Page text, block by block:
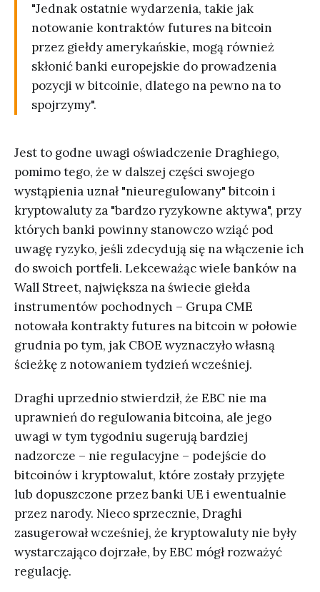
"Jednak ostatnie wydarzenia, takie jak
notowanie kontraktów futures na bitcoin
przez giełdy amerykańskie, mogą również
skłonić banki europejskie do prowadzenia
pozycji w bitcoinie, dlatego na pewno na to
spojrzymy".
Jest to godne uwagi oświadczenie Draghiego,
pomimo tego, że w dalszej części swojego
wystąpienia uznał "nieuregulowany" bitcoin i
kryptowaluty za "bardzo ryzykowne aktywa", przy
których banki powinny stanowczo wziąć pod
uwagę ryzyko, jeśli zdecydują się na włączenie ich
do swoich portfeli. Lekceważąc wiele banków na
Wall Street, największa na świecie giełda
instrumentów pochodnych – Grupa CME
notowała kontrakty futures na bitcoin w połowie
grudnia po tym, jak CBOE wyznaczyło własną
ścieżkę z notowaniem tydzień wcześniej.
Draghi uprzednio stwierdził, że EBC nie ma
uprawnień do regulowania bitcoina, ale jego
uwagi w tym tygodniu sugerują bardziej
nadzorcze – nie regulacyjne – podejście do
bitcoinów i kryptowalut, które zostały przyjęte
lub dopuszczone przez banki UE i ewentualnie
przez narody. Nieco sprzecznie, Draghi
zasugerował wcześniej, że kryptowaluty nie były
wystarczająco dojrzałe, by EBC mógł rozważyć
regulację.